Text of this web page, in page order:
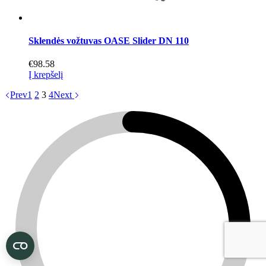
Sklendės vožtuvas OASE Slider DN 110
€98.58
Į krepšelį
Prev1 2 3 4Next